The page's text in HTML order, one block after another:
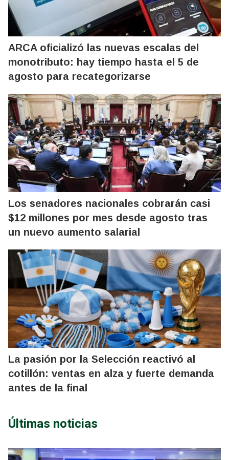
ARCA oficializó las nuevas escalas del
monotributo: hay tiempo hasta el 5 de
agosto para recategorizarse
Los senadores nacionales cobrarán casi
$12 millones por mes desde agosto tras
un nuevo aumento salarial
La pasión por la Selección reactivó al
cotillón: ventas en alza y fuerte demanda
antes de la final
Últimas noticias